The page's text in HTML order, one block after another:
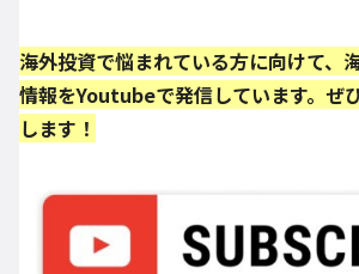
海外投資で悩まれている方に向けて、
情報をYoutubeで発信しています。ぜ
します！